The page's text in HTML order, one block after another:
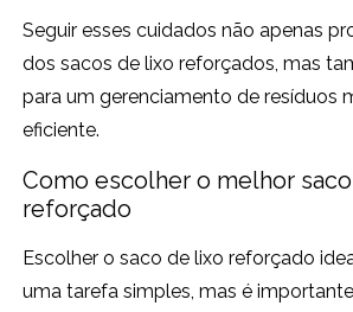
Seguir esses cuidados não apenas
dos sacos de lixo reforçados, mas
para um gerenciamento de resíduos
eficiente.
Como escolher o melhor
reforçado
Escolher o saco de lixo reforçado
uma tarefa simples, mas é